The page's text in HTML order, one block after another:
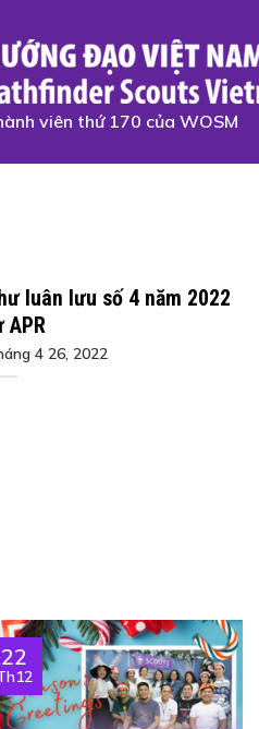
viên thứ 170 của WOSM
luân lưu số 4 năm 2022
APR
4 26, 2022
22